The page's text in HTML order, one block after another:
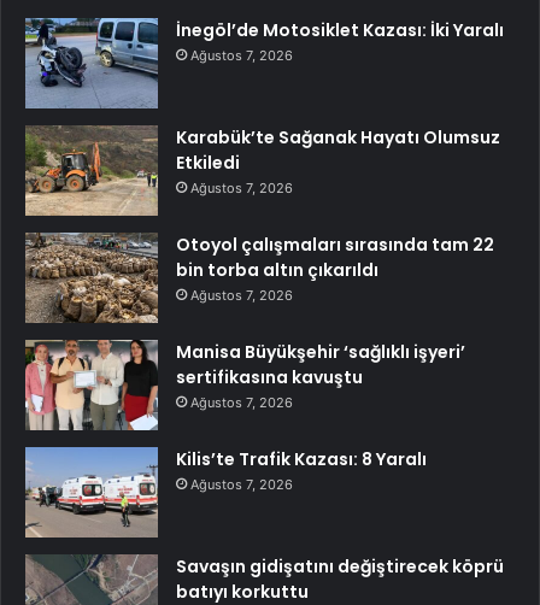
İnegöl’de Motosiklet Kazası: İki Yaralı
Ağustos 7, 2026
Karabük’te Sağanak Hayatı Olumsuz
Etkiledi
Ağustos 7, 2026
Otoyol çalışmaları sırasında tam 22
bin torba altın çıkarıldı
Ağustos 7, 2026
Manisa Büyükşehir ‘sağlıklı işyeri’
sertifikasına kavuştu
Ağustos 7, 2026
Kilis’te Trafik Kazası: 8 Yaralı
Ağustos 7, 2026
Savaşın gidişatını değiştirecek köprü
batıyı korkuttu